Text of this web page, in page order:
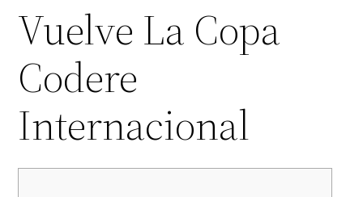
Vuelve La Copa
Codere
Internacional